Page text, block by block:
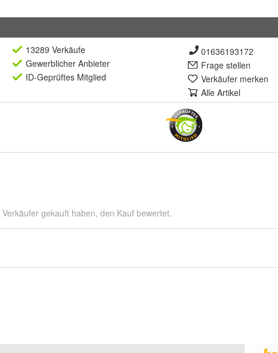
13289 Verkäufe
Gewerblicher Anbieter
ID-Geprüftes Mitglied
01636193172
Frage stellen
Verkäufer merken
Alle Artikel
gekauft haben, den Kauf bewertet.